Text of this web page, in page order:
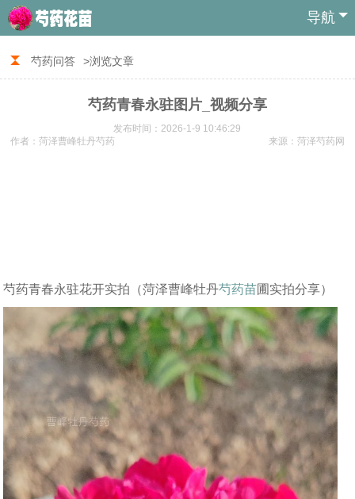
导航
芍药问答 >浏览文章
芍药青春永驻图片_视频分享
发布时间：2026-1-9 10:46:29
来源：菏泽芍药网
作者：菏泽曹峰牡丹芍药
芍药青春永驻花开实拍（菏泽曹峰牡丹芍药苗圃实拍分享）